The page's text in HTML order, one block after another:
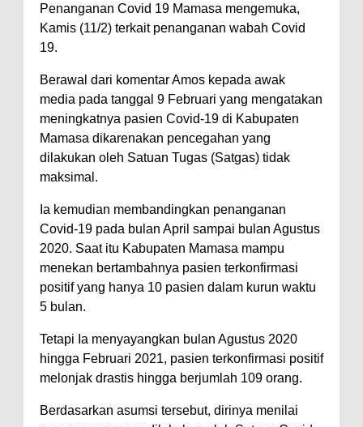
Penanganan Covid 19 Mamasa mengemuka,
Kamis (11/2) terkait penanganan wabah Covid
19.
Berawal dari komentar Amos kepada awak
media pada tanggal 9 Februari yang mengatakan
meningkatnya pasien Covid-19 di Kabupaten
Mamasa dikarenakan pencegahan yang
dilakukan oleh Satuan Tugas (Satgas) tidak
maksimal.
Ia kemudian membandingkan penanganan
Covid-19 pada bulan April sampai bulan Agustus
2020. Saat itu Kabupaten Mamasa mampu
menekan bertambahnya pasien terkonfirmasi
positif yang hanya 10 pasien dalam kurun waktu
5 bulan.
Tetapi Ia menyayangkan bulan Agustus 2020
hingga Februari 2021, pasien terkonfirmasi positif
melonjak drastis hingga berjumlah 109 orang.
Berdasarkan asumsi tersebut, dirinya menilai